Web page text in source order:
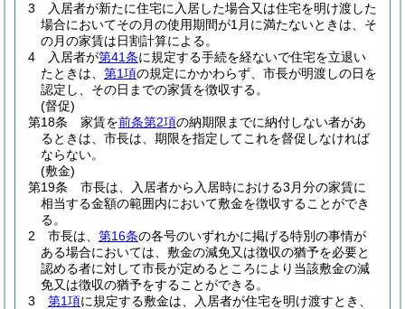
3
入居者が新たに住宅に入居した場合又は住宅を明け渡した
場合においてその月の使用期間が1月に満たないときは、そ
の月の家賃は日割計算による。
4
入居者が第41条に規定する手続を経ないで住宅を立退い
たときは、 第1項の規定にかかわらず、市長が明渡しの日を
認定し、その日までの家賃を徴収する。
(督促)
第18条
家賃を前条第2項の納期限までに納付しない者があ
るときは、市長は、期限を指定してこれを督促しなければ
ならない。
(敷金)
第19条
市長は、入居者から入居時における3月分の家賃に
相当する金額の範囲内において敷金を徴収することができ
る。
2
市長は、 第16条の各号のいずれかに掲げる特別の事情が
ある場合においては、敷金の減免又は徴収の猶予を必要と
認める者に対して市長が定めるところにより当該敷金の減
免又は徴収の猶予をすることができる。
3
第1項に規定する敷金は、入居者が住宅を明け渡すとき、